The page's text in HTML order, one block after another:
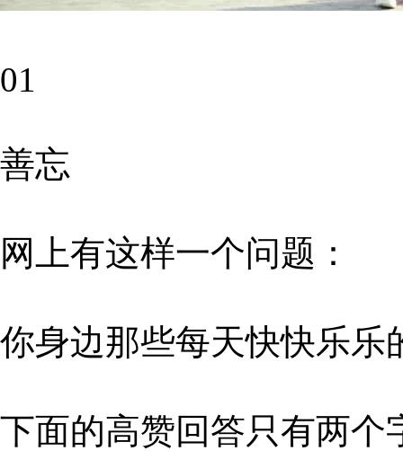
01
善忘
网上有这样一个问题：
你身边那些每天快快乐乐
下面的高赞回答只有两个